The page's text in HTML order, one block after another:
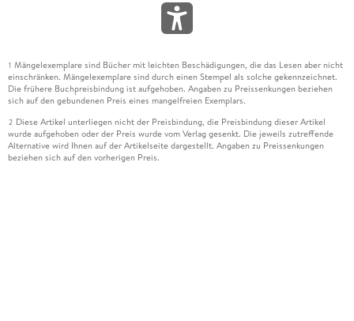
1 Mängelexemplare sind Bücher mit leichten Beschädigungen, die das Lesen aber nicht
einschränken. Mängelexemplare sind durch einen Stempel als solche gekennzeichnet.
Die frühere Buchpreisbindung ist aufgehoben. Angaben zu Preissenkungen beziehen
sich auf den gebundenen Preis eines mangelfreien Exemplars.
2 Diese Artikel unterliegen nicht der Preisbindung, die Preisbindung dieser Artikel
wurde aufgehoben oder der Preis wurde vom Verlag gesenkt. Die jeweils zutreffende
Alternative wird Ihnen auf der Artikelseite dargestellt. Angaben zu Preissenkungen
beziehen sich auf den vorherigen Preis.